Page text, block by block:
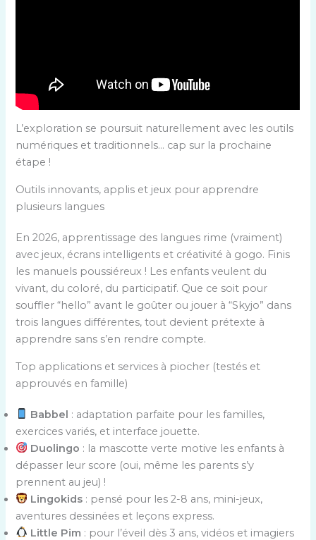
L’exploration se poursuit naturellement avec les outils
numériques et traditionnels… cap sur la prochaine
étape !
Outils innovants, applis et jeux pour apprendre
plusieurs langues
En 2026, apprentissage des langues rime (vraiment)
avec jeux, écrans intelligents et créativité à gogo. Finis
les manuels poussiéreux ! Les enfants veulent du
vivant, du coloré, du participatif. Que ce soit pour
souffler “hello” avant le goûter ou jouer à “Skyjo” dans
trois langues différentes, tout devient prétexte à
apprendre sans s’en rendre compte.
Top applications et services à piocher (testés et
approuvés en famille)
Babbel : adaptation parfaite pour les familles,
exercices variés, et interface jouette.
Duolingo : la mascotte verte motive les enfants à
dépasser leur score (oui, même les parents s’y
prennent au jeu) !
Lingokids : pensé pour les 2-8 ans, mini-jeux,
aventures dessinées et leçons express.
Little Pim : pour l’éveil dès 3 ans, vidéos et imagiers